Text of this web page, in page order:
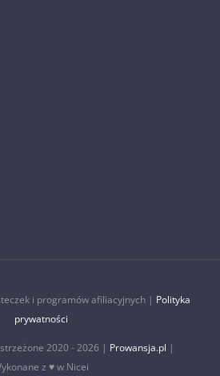
i programów afiliacyjnych | Polityka
prywatności
2020 -2026 | Prowansja.pl |
z ♥ w Nicei